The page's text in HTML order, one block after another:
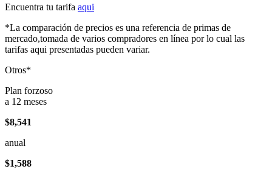
Encuentra tu tarifa aqui
*La comparación de precios es una referencia de primas de
mercado,tomada de varios compradores en línea por lo cual las
tarifas aqui presentadas pueden variar.
Otros*
Plan forzoso
a 12 meses
$8,541
anual
$1,588